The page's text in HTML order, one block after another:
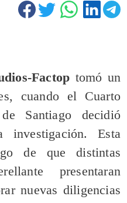
Factop tomó un
cuando el Cuarto
Santiago decidió
investigación. Esta
de que distintas
presentaran
nuevas diligencias